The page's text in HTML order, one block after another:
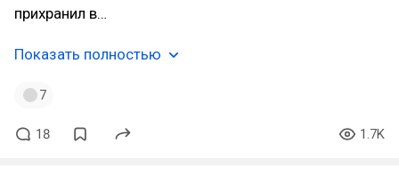
прихранил в…
Показать полностью
7
18 1.7K